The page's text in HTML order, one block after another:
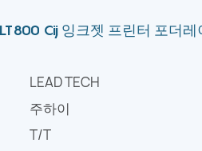
Cij 잉크젯 프린터 포더레
LEAD TECH
주하이
T/T